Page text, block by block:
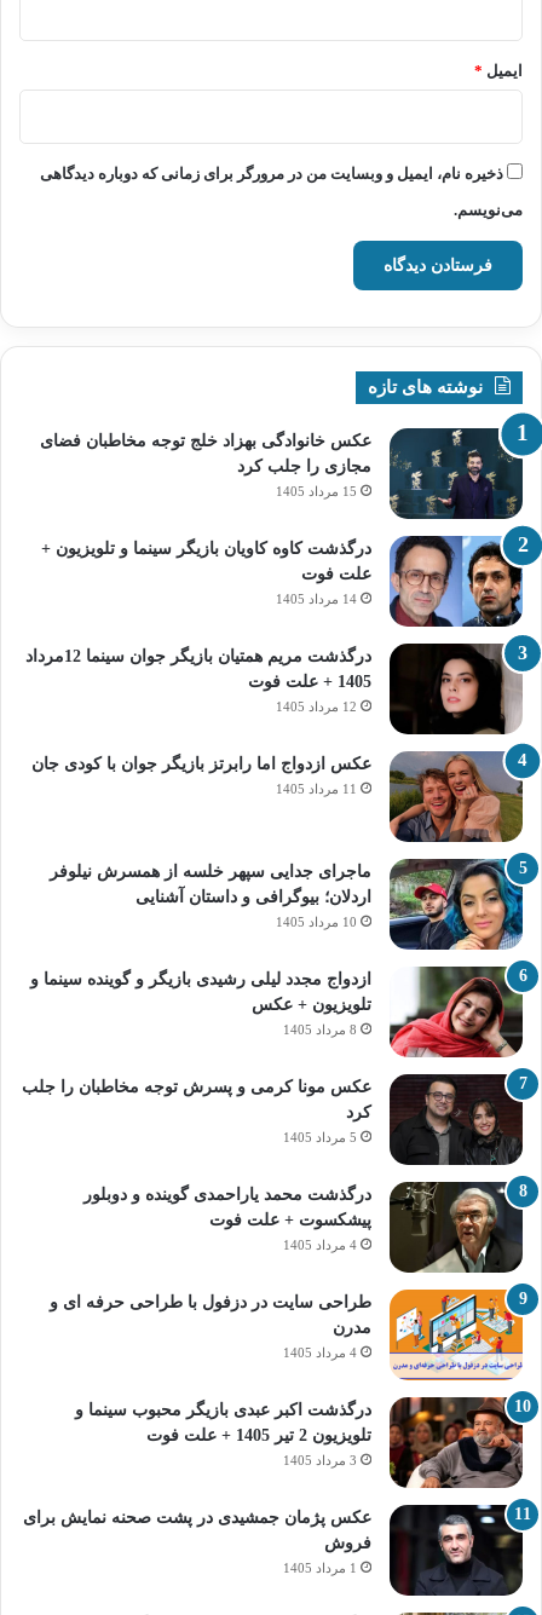
ایمیل *
ذخیره نام، ایمیل و وبسایت من در مرورگر برای زمانی که دوباره دیدگاهی
می‌نویسم.
نوشته های تازه
عکس خانوادگی بهزاد خلج توجه مخاطبان فضای
مجازی را جلب کرد
15 مرداد 1405
درگذشت کاوه کاویان بازیگر سینما و تلویزیون +
علت فوت
14 مرداد 1405
درگذشت مریم همتیان بازیگر جوان سینما 12مرداد
1405 + علت فوت
12 مرداد 1405
عکس ازدواج اما رابرتز بازیگر جوان با کودی جان
11 مرداد 1405
ماجرای جدایی سپهر خلسه از همسرش نیلوفر
اردلان؛ بیوگرافی و داستان آشنایی
10 مرداد 1405
ازدواج مجدد لیلی رشیدی بازیگر و گوینده سینما و
تلویزیون + عکس
8 مرداد 1405
عکس مونا کرمی و پسرش توجه مخاطبان را جلب
کرد
5 مرداد 1405
درگذشت محمد یاراحمدی گوینده و دوبلور
پیشکسوت + علت فوت
4 مرداد 1405
طراحی سایت در دزفول با طراحی حرفه‌ ای و
مدرن
4 مرداد 1405
درگذشت اکبر عبدی بازیگر محبوب سینما و
تلویزیون 2 تیر 1405 + علت فوت
3 مرداد 1405
عکس پژمان جمشیدی در پشت صحنه نمایش برای
فروش
1 مرداد 1405